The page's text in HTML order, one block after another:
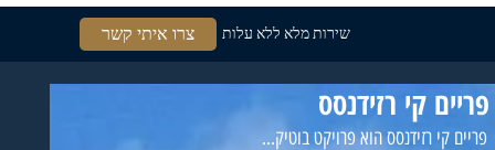
שירות מלא ללא עלות צרו איתי קשר
פריים קי רזידנסס
פריים קי רזידנסס הוא פרויקט בוטיק...